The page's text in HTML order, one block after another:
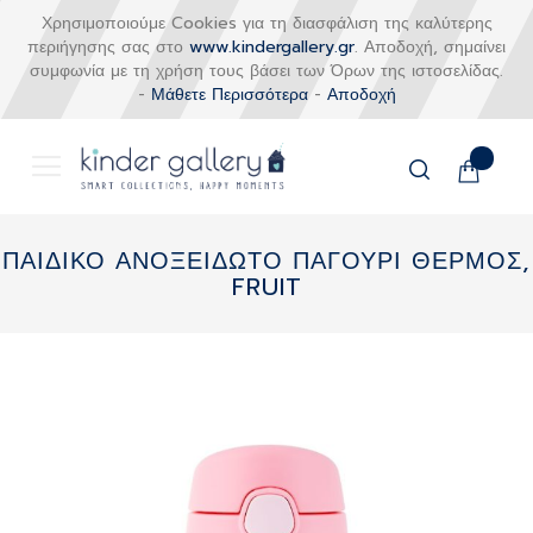
Χρησιμοποιούμε Cookies για τη διασφάλιση της καλύτερης
περιήγησης σας στο www.kindergallery.gr. Αποδοχή, σημαίνει
συμφωνία με τη χρήση τους βάσει των Όρων της ιστοσελίδας.
- Μάθετε Περισσότερα- Αποδοχή
Το
στο
περιεχόμενο
ΠΑΙΔΙΚΟ ΑΝΟΞΕΙΔΩΤΟ ΠΑΓΟΥΡΙ ΘΕΡΜΟΣ,
FRUIT